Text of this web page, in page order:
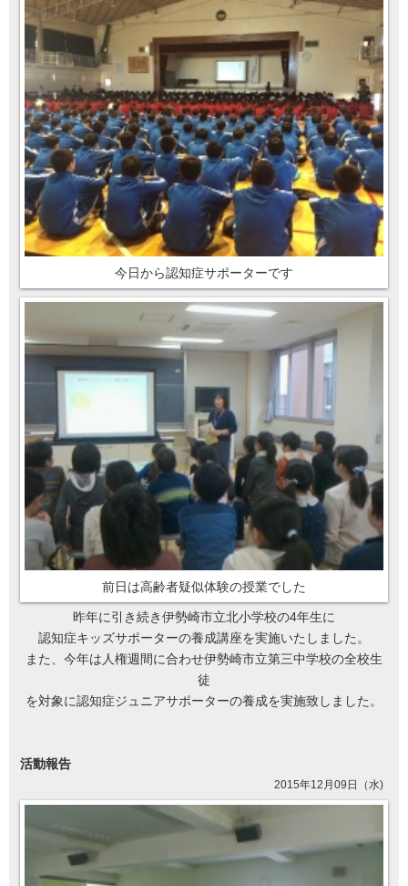
今日から認知症サポーターです
前日は高齢者疑似体験の授業でした
昨年に引き続き伊勢崎市立北小学校の4年生に
認知症キッズサポーターの養成講座を実施いたしました。
また、今年は人権週間に合わせ伊勢崎市立第三中学校の全校生
徒
を対象に認知症ジュニアサポーターの養成を実施致しました。
活動報告
2015年12月09日（水)